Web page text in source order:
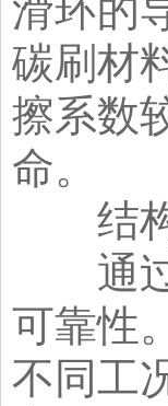
滑环的
碳刷材
擦系数
命。
结构
通过
可靠性
不同工